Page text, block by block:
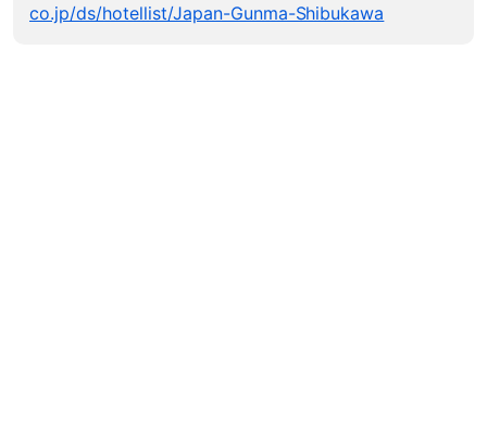
co.jp/ds/hotellist/Japan-Gunma-Shibukawa